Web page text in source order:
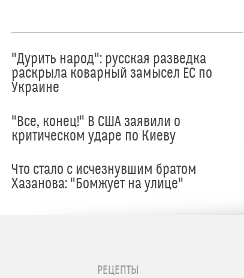
"Дурить народ": русская разведка
раскрыла коварный замысел ЕС по
Украине
"Все, конец!" В США заявили о
критическом ударе по Киеву
Что стало с исчезнувшим братом
Хазанова: "Бомжует на улице"
РЕЦЕПТЫ